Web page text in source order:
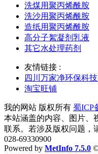
洗煤用聚丙烯酰胺
洗沙用聚丙烯酰胺
造纸用聚丙烯酰胺
高分子絮凝剂乳液
其它水处理药剂
友情链接 :
四川万家净环保科
淘宝旺铺
我的网站 版权所有 蜀ICP
本站涵盖的内容、图片、
联系。若涉及版权问题，
028-69330900
Powered by MetInfo 7.5.0